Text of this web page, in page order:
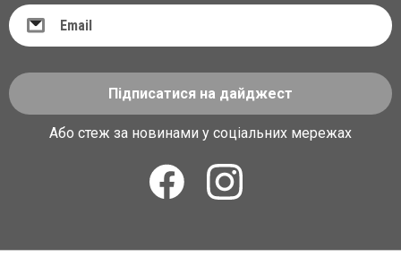
Підписатися на дайджест
Або стеж за новинами у соціальних мережах